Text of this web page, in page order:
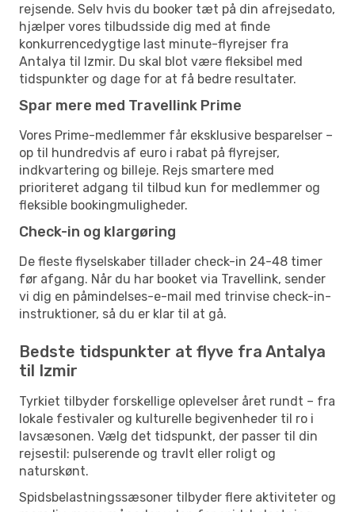
rejsende. Selv hvis du booker tæt på din afrejsedato,
hjælper vores tilbudsside dig med at finde
konkurrencedygtige last minute-flyrejser fra
Antalya til Izmir. Du skal blot være fleksibel med
tidspunkter og dage for at få bedre resultater.
Spar mere med Travellink Prime
Vores Prime-medlemmer får eksklusive besparelser –
op til hundredvis af euro i rabat på flyrejser,
indkvartering og billeje. Rejs smartere med
prioriteret adgang til tilbud kun for medlemmer og
fleksible bookingmuligheder.
Check-in og klargøring
De fleste flyselskaber tillader check-in 24-48 timer
før afgang. Når du har booket via Travellink, sender
vi dig en påmindelses-e-mail med trinvise check-in-
instruktioner, så du er klar til at gå.
Bedste tidspunkter at flyve fra Antalya
til Izmir
Tyrkiet tilbyder forskellige oplevelser året rundt – fra
lokale festivaler og kulturelle begivenheder til ro i
lavsæsonen. Vælg det tidspunkt, der passer til din
rejsestil: pulserende og travlt eller roligt og
naturskønt.
Spidsbelastningssæsoner tilbyder flere aktiviteter og